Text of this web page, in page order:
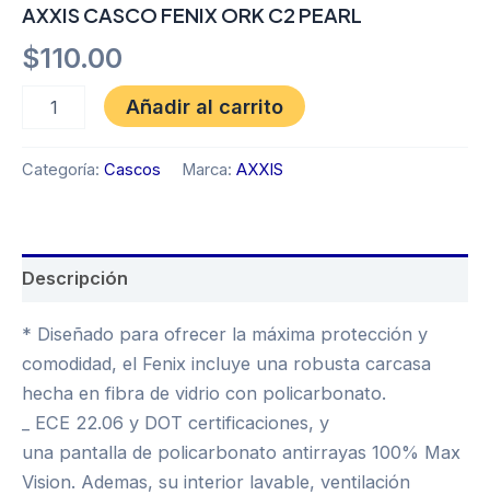
AXXIS CASCO FENIX ORK C2 PEARL
$110.00
Añadir al carrito
Categoría: Cascos Marca: AXXIS
Descripción
* Diseñado para ofrecer la máxima protección y
comodidad, el Fenix incluye una robusta carcasa
hecha en fibra de vidrio con policarbonato.
_ ECE 22.06 y DOT certificaciones, y
una pantalla de policarbonato antirrayas 100% Max
Vision. Ademas, su interior lavable, ventilación